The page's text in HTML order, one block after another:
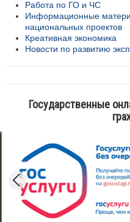
Работа по ГО и ЧС
Информационные
национальных проектов
Креативная экономика
Новости по развитию
Государственные